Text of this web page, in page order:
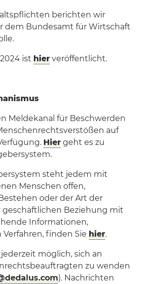
berichten wir
dem Bundesamt für Wirtschaft
ist hier veröffentlicht.
Meldekanal für Beschwerden
auf
Hier geht es zu
steht jedem mit
Menschen offen,
oder der Art der
Beziehung mit
Informationen,
finden Sie hier.
möglich, sich an
zu wenden
). Nachrichten